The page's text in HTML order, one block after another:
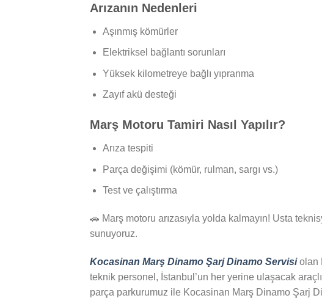
Arızanın Nedenleri
Aşınmış kömürler
Elektriksel bağlantı sorunları
Yüksek kilometreye bağlı yıpranma
Zayıf akü desteği
Marş Motoru Tamiri Nasıl Yapılır?
Arıza tespiti
Parça değişimi (kömür, rulman, sargı vs.)
Test ve çalıştırma
🚗 Marş motoru arızasıyla yolda kalmayın! Usta
sunuyoruz.
Kocasinan Marş Dinamo Şarj Dinamo Servisiolan
teknik personel, İstanbul’un her yerine ulaşacak
parça parkurumuz ile Kocasinan Marş Dinamo Şarj